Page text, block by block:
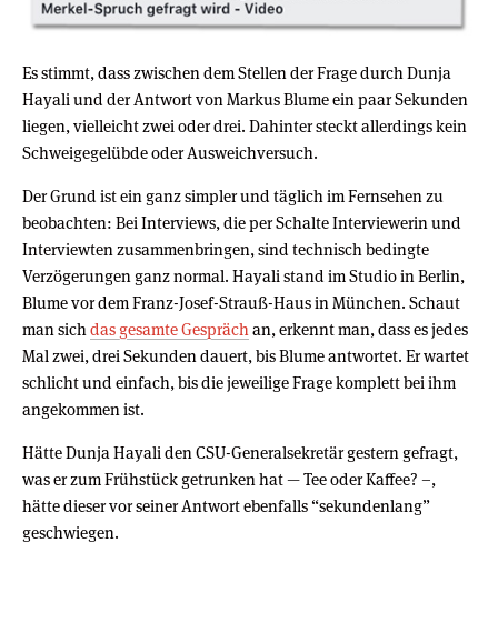
Es stimmt, dass zwischen dem Stellen der Frage durch Dunja
Hayali und der Antwort von Markus Blume ein paar Sekunden
liegen, vielleicht zwei oder drei. Dahinter steckt allerdings kein
Schweigegelübde oder Ausweichversuch.
Der Grund ist ein ganz simpler und täglich im Fernsehen zu
beobachten: Bei Interviews, die per Schalte Interviewerin und
Interviewten zusammenbringen, sind technisch bedingte
Verzögerungen ganz normal. Hayali stand im Studio in Berlin,
Blume vor dem Franz-Josef-Strauß-Haus in München. Schaut
man sichdas gesamte Gesprächan, erkennt man, dass es jedes
Mal zwei, drei Sekunden dauert, bis Blume antwortet. Er wartet
schlicht und einfach, bis die jeweilige Frage komplett bei ihm
angekommen ist.
Hätte Dunja Hayali den CSU-Generalsekretär gestern gefragt,
was er zum Frühstück getrunken hat — Tee oder Kaffee? –,
hätte dieser vor seiner Antwort ebenfalls “sekundenlang”
geschwiegen.